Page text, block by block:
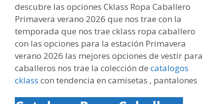
descubre las opciones Cklass Ropa Caballero
Primavera verano 2026 que nos trae con la
temporada que nos trae cklass ropa caballero
con las opciones para la estación Primavera
verano 2026 las mejores opciones de vestir para
caballeros nos trae la colección de catalogos
cklass con tendencia en camisetas , pantalones